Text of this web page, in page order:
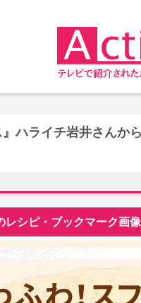
ハライチ岩井さんか
レシピ・ブックマーク画像